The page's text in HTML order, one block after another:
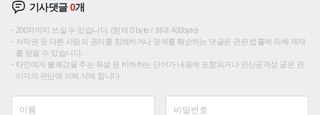
기사댓글0개
200자까지 쓰실 수 있습니다. (현재 0 byte / 최대 400byte)
저작권 등 다른 사람의 권리를 침해하거나 명예를 훼손하는 댓글은 관련 법률에 의해 제재
를 받을 수 있습니다.
타인에게 불쾌감을 주는 욕설 등 비하하는 단어가 내용에 포함되거나 인신공격성 글은 관
리자의 판단에 의해 삭제 합니다.